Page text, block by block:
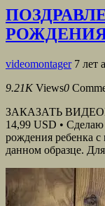
РОЖДЕНИЯ
videomontager 7 лет
9.21K Views0
ЗАКАЗАТЬ
14,99 USD •
рождения ребенка
данном образце.